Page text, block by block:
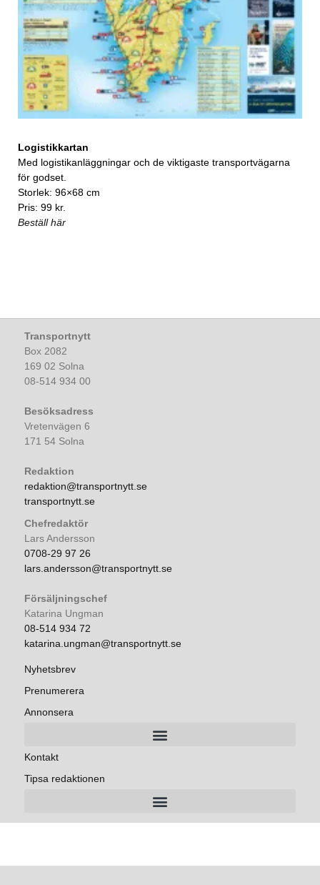
Logistikkartan
Med logistikanläggningar och de viktigaste transportvägarna
för godset.
Storlek: 96×68 cm
Pris: 99 kr.
Beställ här
Transportnytt
Box 2082
169 02 Solna
08-514 934 00
Besöksadress
Vretenvägen 6
171 54 Solna
Redaktion
redaktion@transportnytt.se
transportnytt.se
Chefredaktör
Lars Andersson
0708-29 97 26
lars.andersson@transportnytt.se
Försäljningschef
Katarina Ungman
08-514 934 72
katarina.ungman@transportnytt.se
Nyhetsbrev
Prenumerera
Annonsera
Kontakt
Tipsa redaktionen